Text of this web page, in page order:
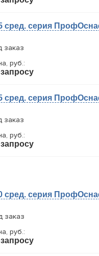
сред. серия
заказ
руб.:
сред. серия
заказ
руб.:
сред. серия
заказ
руб.: